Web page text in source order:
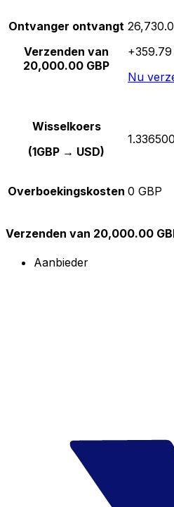
Ontvanger ontvangt
Verzenden van
20,000.00 GBP
Nu
Wisselkoers
(1GBP → USD)
1.336500
Overboekingskosten 0 GBP
Verzenden van 20,000.00
Aanbieder